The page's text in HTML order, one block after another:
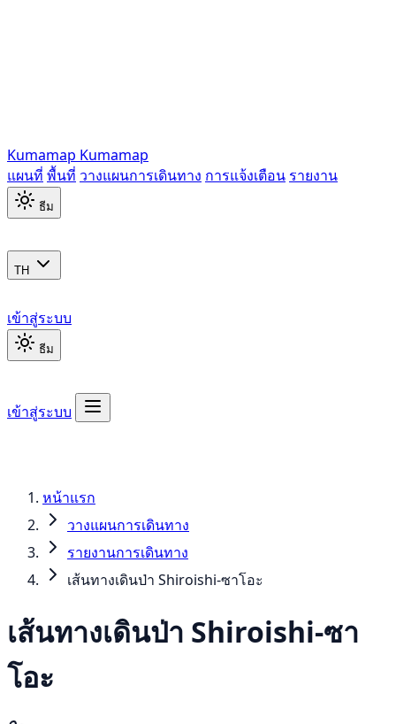
Kumamap Kumamap
แผนที่ พื้นที่ วางแผนการเดินทาง การแจ้งเตือน รายงาน
ธีม
TH
เข้าสู่ระบบ
ธีม
เข้าสู่ระบบ
หน้าแรก
วางแผนการเดินทาง
รายงานการเดินทาง
เส้นทางเดินป่า Shiroishi-ซาโอะ
เส้นทางเดินป่า Shiroishi-ซา
โอะ